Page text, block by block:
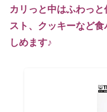
カリっと中はふわっ
スト、クッキーなど
しめます♪